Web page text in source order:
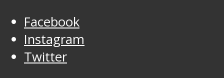
Facebook
Instagram
Twitter